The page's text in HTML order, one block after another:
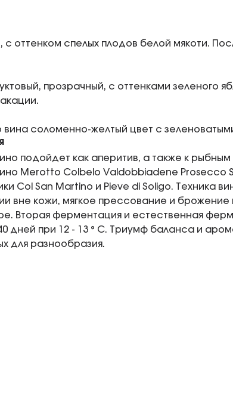
с оттенком спелых плодов белой мякоти.
прозрачный, с оттенками зеленого
вина соломенно-желтый цвет с
подойдет как аперитив, а также к
Merotto Colbelo Valdobbiadene Prosecco
Col San Martino и Pieve di Soligo. Техника
вне кожи, мягкое прессование и брожение
Вторая ферментация и естественная
дней при 12 - 13 ° C. Триумф баланса и
для разнообразия.